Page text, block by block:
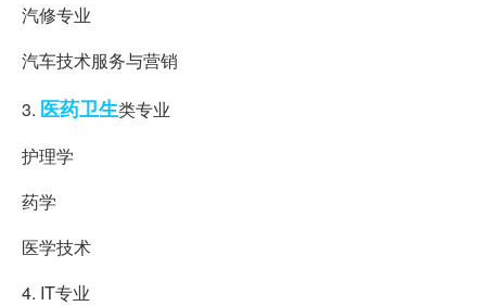
汽修专业
汽车技术服务与营销
3. 医药卫生类专业
护理学
药学
医学技术
4. IT专业